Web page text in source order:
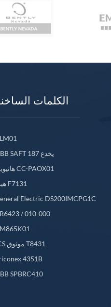
الكلمات
ABB SAFT 187 يخدع
هانيويل CC-PAOX01
هيما F7131
Electric DS200IMCPG1C
/ 010-000
ICS موثوق T8431
4351B
SPBRC410